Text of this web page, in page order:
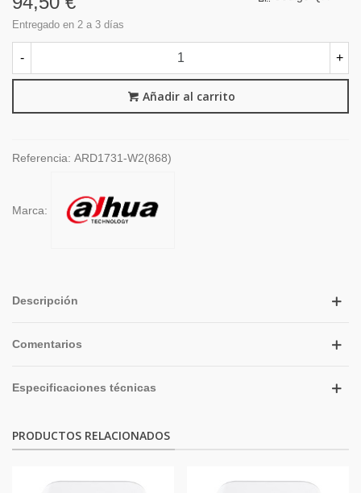
Entregado en 2 a 3 días
- +
Añadir al carrito
Referencia: ARD1731-W2(868)
Marca:
Descripción
Comentarios
Especificaciones técnicas
PRODUCTOS RELACIONADOS